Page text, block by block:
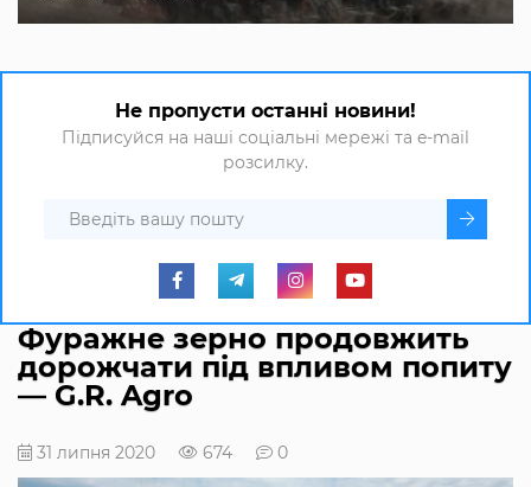
Не пропусти останні новини!
Підписуйся на наші соціальні мережі та e-mail
розсилку.
Фуражне зерно продовжить
дорожчати під впливом попиту
— G.R. Agro
31 липня 2020 674 0